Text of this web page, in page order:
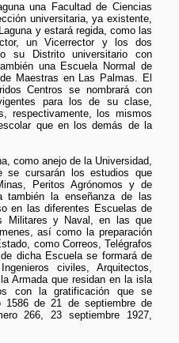
una Facultad de Ciencias
universitaria, ya existente,
y estará regida, como las
un Vicerrector y los dos
su Distrito universitario con
una Escuela Normal de
Maestras en Las Palmas. El
Centros se nombrará con
para los de su clase,
respectivamente, los mismos
que en los demás de la
como anejo de la Universidad,
se cursarán los estudios que
Peritos Agrónomos y de
también la enseñanza de las
en las diferentes Escuelas de
Militares y Naval, en las que
así como la preparación
como Correos, Telégrafos
dicha Escuela se formará de
civiles, Arquitectos,
Armada que residan en la isla
con la gratificación que se
1586 de 21 de septiembre de
266, 23 septiembre 1927,